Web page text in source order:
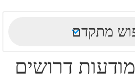
מתקדם
נמצאו 2 מודעות דרושים